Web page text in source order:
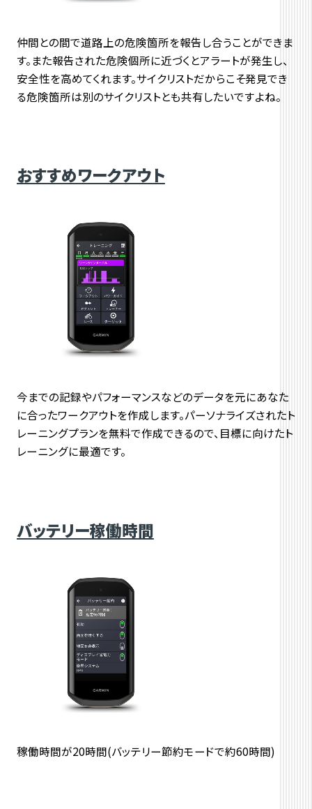
仲間との間で道路上の危険箇所を報告し合うことができま
す。また報告された危険個所に近づくとアラートが発生し、
安全性を高めてくれます。サイクリストだからこそ発見でき
る危険箇所は別のサイクリストとも共有したいですよね。
おすすめワークアウト
今までの記録やパフォーマンスなどのデータを元にあなた
に合ったワークアウトを作成します。パーソナライズされたト
レーニングプランを無料で作成できるので、目標に向けたト
レーニングに最適です。
バッテリー稼働時間
稼働時間が20時間(バッテリー節約モードで約60時間)